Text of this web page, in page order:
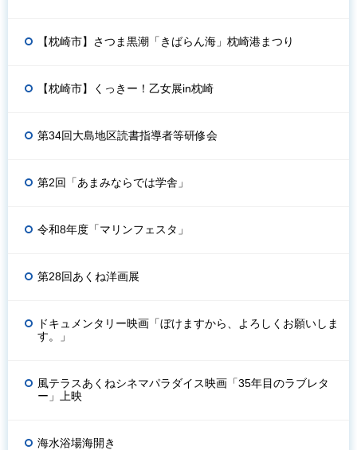
【枕崎市】さつま黒潮「きばらん海」枕崎港まつり
【枕崎市】くっきー！乙女展in枕崎
第34回大島地区読書指導者等研修会
第2回「あまみならでは学舎」
令和8年度「マリンフェスタ」
第28回あくね洋画展
ドキュメンタリー映画「ぼけますから、よろしくお願いしま
す。」
風テラスあくねシネマパラダイス映画「35年目のラブレタ
ー」上映
海水浴場海開き